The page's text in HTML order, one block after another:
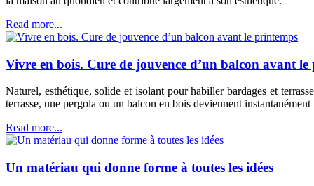
Read more...
Vivre en bois. Cure de jouvence d’un balcon avant le
Naturel, esthétique, solide et isolant pour habiller bardages et
terrasse, une pergola ou un balcon en bois deviennent
Read more...
Un matériau qui donne forme à toutes les idées